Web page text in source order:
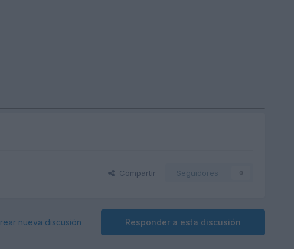
Compartir Seguidores 0
Responder a esta discusión
nueva discusión